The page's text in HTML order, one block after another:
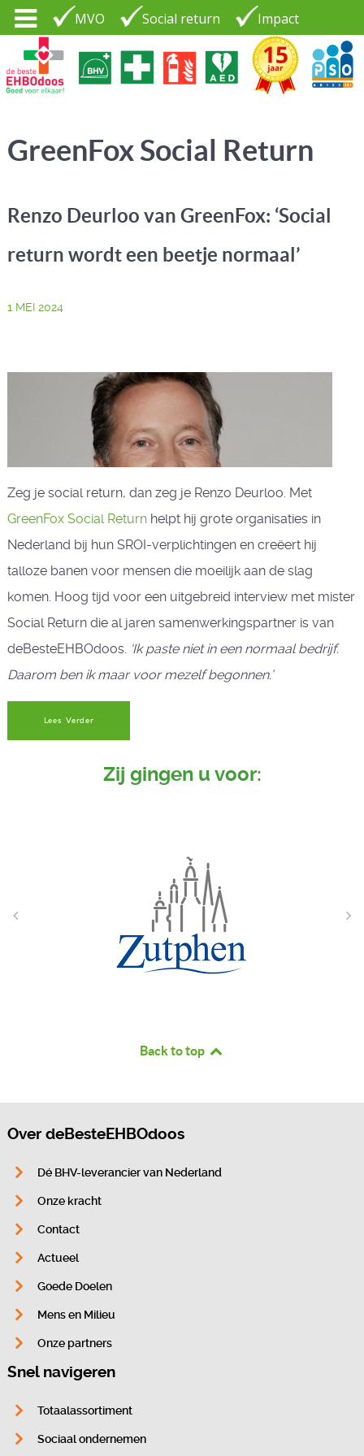
MVO Social return Impact
PSO30+
Tel. 035 - 7370265
GreenFox Social Return
Renzo Deurloo van GreenFox: ‘Social
return wordt een beetje normaal’
1 MEI 2024
Zeg je social return, dan zeg je Renzo Deurloo. Met
GreenFox Social Returnhelpt hij grote organisaties in
Nederland bij hun SROI-verplichtingen en creëert hij
talloze banen voor mensen die moeilijk aan de slag
komen. Hoog tijd voor een uitgebreid interview met mister
Social Return die al jaren samenwerkingspartner is van
deBesteEHBOdoos. ‘Ik paste niet in een normaal bedrijf.
Daarom ben ik maar voor mezelf begonnen.’
Lees Verder
Zij gingen u voor:
Back to top
Over deBesteEHBOdoos
Dé BHV-leverancier van Nederland
Onze kracht
Contact
Actueel
Goede Doelen
Mens en Milieu
Onze partners
Snel navigeren
Totaalassortiment
Sociaal ondernemen